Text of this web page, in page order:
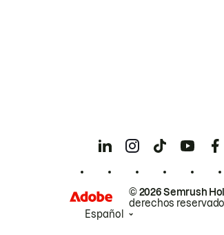
© 2026 Semrush
derechos
Español